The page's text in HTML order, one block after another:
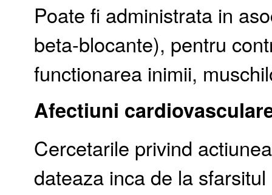
Poate fi administrata in
beta-blocante), pentru
functionarea inimii,
Afectiuni
Cercetarile privind
dateaza inca de la